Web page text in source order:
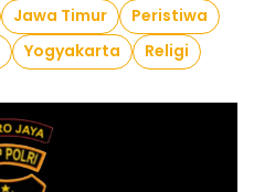
Jawa Timur
Peristiwa
Yogyakarta Religi